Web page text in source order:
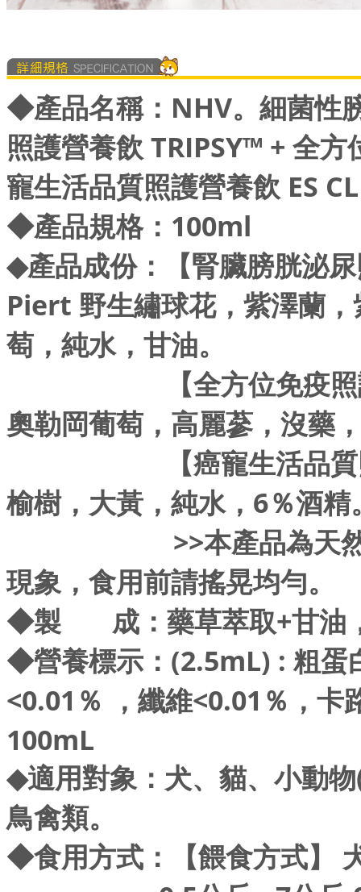
◆產品名稱：NHV。細菌性
照護營養飲 TRIPSY™ + 全
寵生活品質照護營養飲 ES
◆產品規格：100ml
◆產品成份：【腎臟膀胱泌
Piert 野生繡球花，紫澤蘭
萄，純水，甘油。
【全方位免疫照護營
奧勒岡葡萄，高麗蔘，沒藥
【癌寵生活品質照護
榆樹，大黃，純水，6％酒精
>>本產品為天然植物
現象，食用前請搖晃均勻。
◆製 成：藥草萃取+甘油
◆營養標示：(2.5mL) : 粗蛋
<0.01％ ，纖維<0.01％，
100mL
◆適用對象：犬、貓、小動
鳥禽類。
◆食用方式：【餵食方式】